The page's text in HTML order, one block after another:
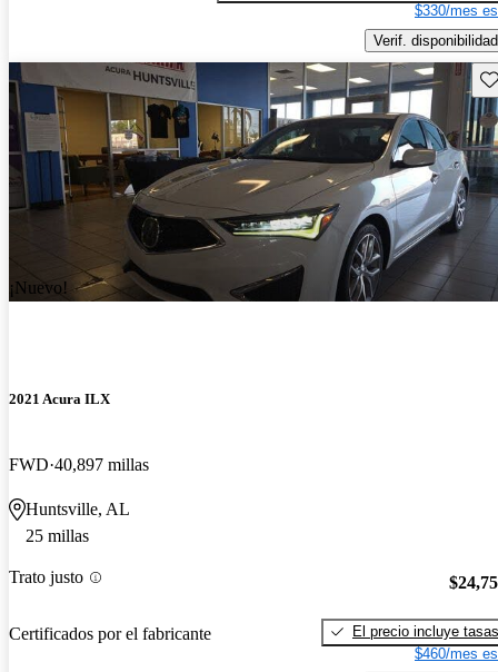
$330/mes
Verif. disponibilidad
¡Nuevo!
2021 Acura ILX
FWD 40,897 millas
Huntsville, AL
25 millas
Trato justo
Certificados por el fabricante
El precio incluye tasas
$460/mes